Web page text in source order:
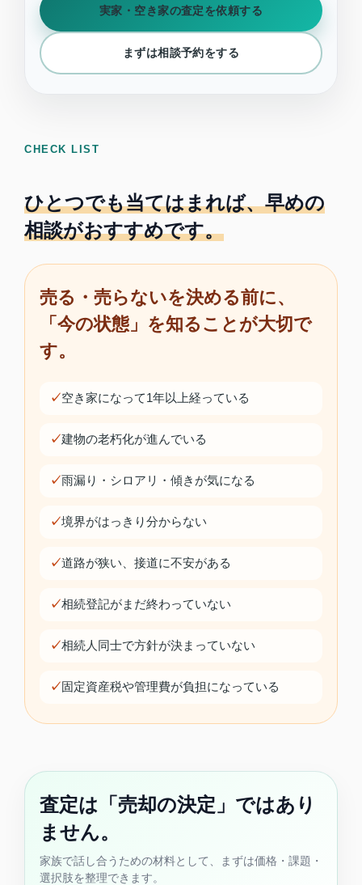
実家・空き家の査定を依頼する
まずは相談予約をする
CHECK LIST
ひとつでも当てはまれば、早めの
相談がおすすめです。
売る・売らないを決める前に、
「今の状態」を知ることが大切で
す。
空き家になって1年以上経っている
建物の老朽化が進んでいる
雨漏り・シロアリ・傾きが気になる
境界がはっきり分からない
道路が狭い、接道に不安がある
相続登記がまだ終わっていない
相続人同士で方針が決まっていない
固定資産税や管理費が負担になっている
査定は「売却の決定」ではあり
ません。
家族で話し合うための材料として、まずは価格・課題・
選択肢を整理できます。